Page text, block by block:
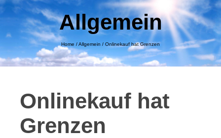
Allgemein
Home /Allgemein / Onlinekauf hat Grenzen
Onlinekauf hat
Grenzen